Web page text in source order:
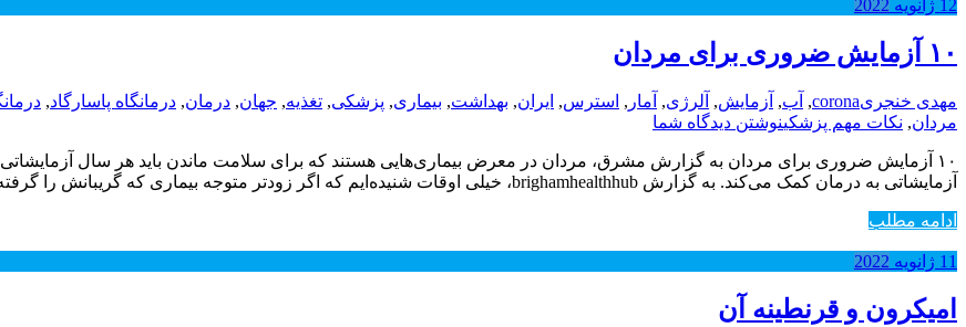
12 ژانویه 2022
۱۰ آزمایش ضروری برای مردان
مهدی خنجریcorona
, آب, آزمایش, آلرژی, آمار , استرس, ایران, بهداشت, بیماری, پزشکی, تغذیه, جهان, درمان, درمانگاه پاسارگاد,
مردان, نکات مهم پزشکینوشتن دیدگاه شما
۱۰ آزمایش ضروری برای مردان به گزارش مشرق، مردان در معرض بیماری‌هایی هستند که برای سلامت ماندن باید هر سال
آزمایشاتی به درمان کمک می‌کند. به گزارش brighamhealthhub، خیلی اوقات شنیده‌ایم که اگر زودتر متوجه بیماری که گریبانش را گرفته…
ادامه مطلب
11 ژانویه 2022
امیکرون و قرنطینه آن